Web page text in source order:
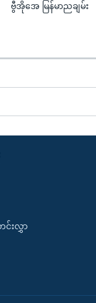
ဗွီအိုအေ မြန်မာညချမ်း
င်းလွှာ